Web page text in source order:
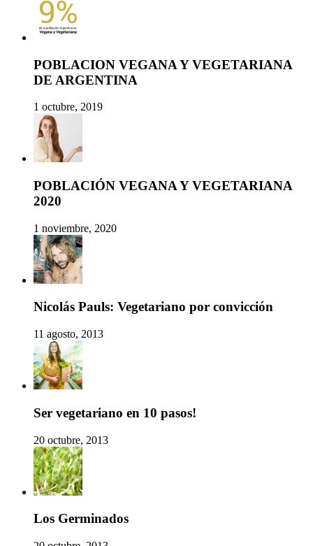
POBLACION VEGANA Y VEGETARIANA
DE ARGENTINA
1 octubre, 2019
POBLACIÓN VEGANA Y VEGETARIANA
2020
1 noviembre, 2020
Nicolás Pauls: Vegetariano por convicción
11 agosto, 2013
Ser vegetariano en 10 pasos!
20 octubre, 2013
Los Germinados